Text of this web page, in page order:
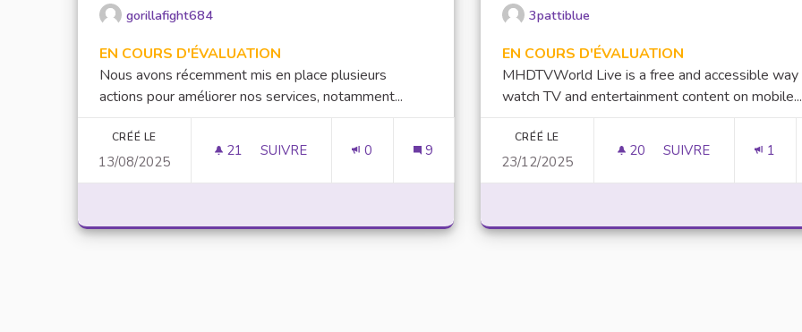
gorillafight684
EN COURS D'ÉVALUATION
Nous avons récemment mis en place plusieurs
actions pour améliorer nos services, notamment...
CRÉÉ LE
13/08/2025
21 21 ABONNÉS
SUIVRE
PROPOSER UNE NEWSLETER SUR LES ACTIONS MISES EN PLACE
0 9
3pattiblue
EN COURS D'ÉVALUATION
MHDTVWorld Live is a free and accessible
watch TV and entertainment content on mobile...
CRÉÉ LE
23/12/2025
20 20 ABONNÉS
SUIVRE
LUCKY97 GAME: AN
1